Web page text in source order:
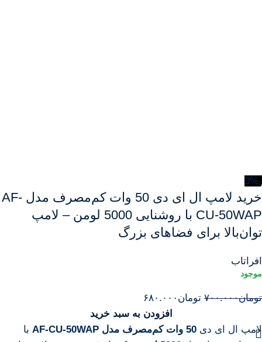
-3%
خرید لامپ ال ای دی 50 وات کم‌مصرف مدل AF-
CU-50WAP با روشنایی 5000 لومن – لامپ
توان‌بالا برای فضاهای بزرگ
افراتاب
تومان۷۰۰.۰۰۰ تومان ۶۸۰.۰۰۰
افزودن به سبد خرید
لامپ ال ای دی 50 وات کم‌مصرف مدل AF-CU-50WAP
با